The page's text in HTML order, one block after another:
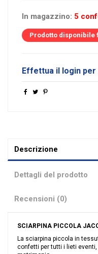
In magazzino: 5
Prodotto disponibile
Effettua il login
Descrizione
Dettagli del prodotto
Recensioni (0)
SCIARPINA PICCOLA
La sciarpina piccola in
confetti per tutti i lieti